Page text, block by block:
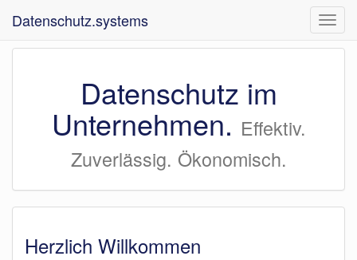
ein-/
Datenschutz.systems
Datenschutz im
Unternehmen. Effektiv.
Zuverlässig. Ökonomisch.
Herzlich Willkommen